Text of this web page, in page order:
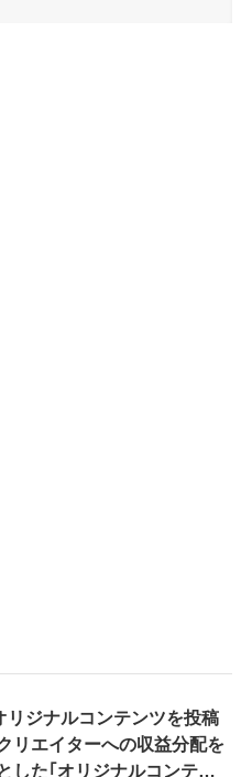
リジナルコンテンツを投稿
リエイターへの収益分配を
した｢オリジナルコンテン